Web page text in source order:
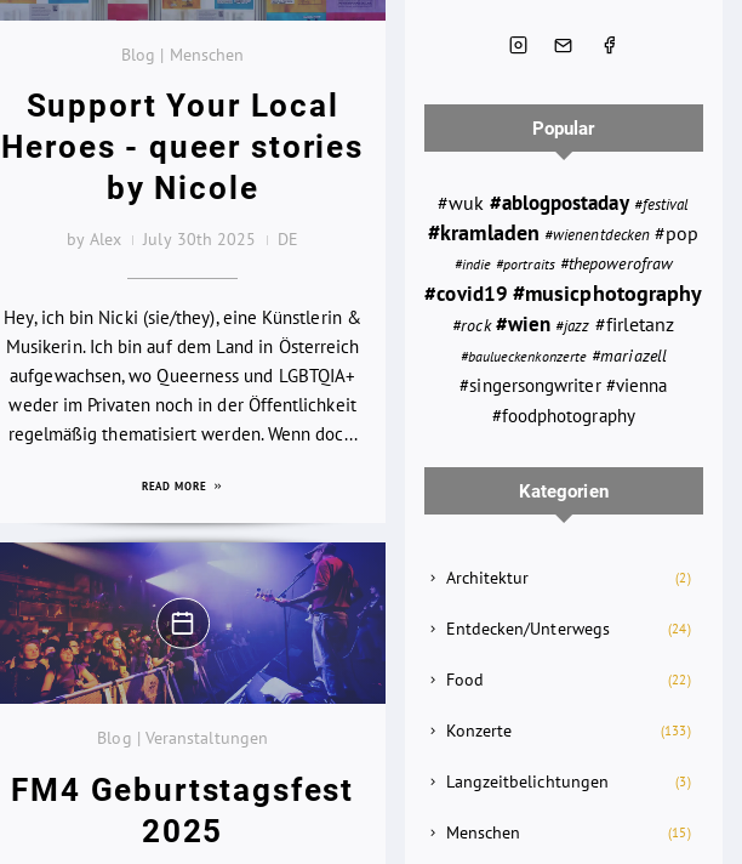
Blog | Menschen
Support Your Local
Heroes - queer stories
by Nicole
by Alex July 30th 2025 DE
Hey, ich bin Nicki (sie/they), eine Künstlerin &
Musikerin. Ich bin auf dem Land in Österreich
aufgewachsen, wo Queerness und LGBTQIA+
weder im Privaten noch in der Öffentlichkeit
regelmäßig thematisiert werden. Wenn doc...
READ MORE
Blog | Veranstaltungen
FM4 Geburtstagsfest
2025
Popular
#wuk #ablogpostaday #festival
#kramladen #wienentdecken #pop
#indie #portraits #thepowerofraw
#covid19 #musicphotography
#rock #wien #jazz #firletanz
#baulueckenkonzerte #mariazell
#singersongwriter #vienna
#foodphotography
Kategorien
Architektur (2)
Entdecken/Unterwegs (24)
Food (22)
Konzerte (133)
Langzeitbelichtungen (3)
Menschen (15)